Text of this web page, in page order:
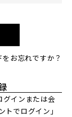
お忘れですか？
インまたは会
でログイン」